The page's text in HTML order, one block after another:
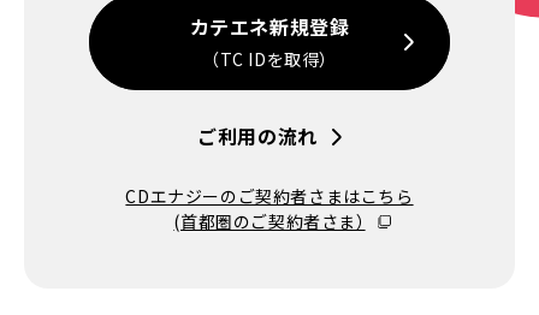
カテエネ新規登録
（TC IDを取得）
ご利用の流れ
CDエナジーのご契約者さまはこちら
(首都圏のご契約者さま）